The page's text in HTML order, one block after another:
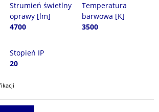
Strumień świetlny
oprawy [lm]
4700
Temperatura
barwowa [K]
3500
Stopień IP
20